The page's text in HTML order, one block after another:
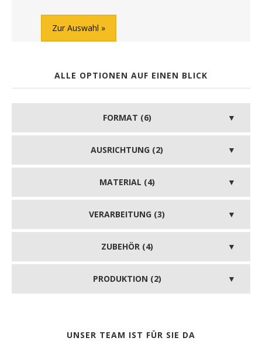
Zur Auswahl
ALLE OPTIONEN AUF EINEN BLICK
FORMAT (6)
AUSRICHTUNG (2)
MATERIAL (4)
VERARBEITUNG (3)
ZUBEHÖR (4)
PRODUKTION (2)
UNSER TEAM IST FÜR SIE DA